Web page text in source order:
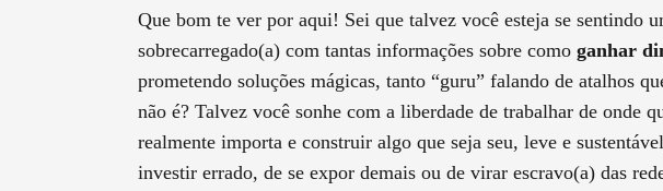
Que bom te ver por aqui! Sei que talvez você esteja se sentindo
sobrecarregado(a) com tantas informações sobre como ganhar
prometendo soluções mágicas, tanto “guru” falando de atalhos
não é? Talvez você sonhe com a liberdade de trabalhar de onde
realmente importa e construir algo que seja seu, leve e
investir errado, de se expor demais ou de virar escravo(a) das